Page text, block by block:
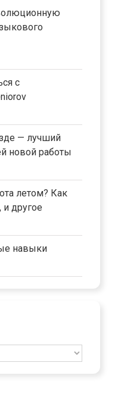
с
— лучший
новой работы
летом? Как
другое
навыки